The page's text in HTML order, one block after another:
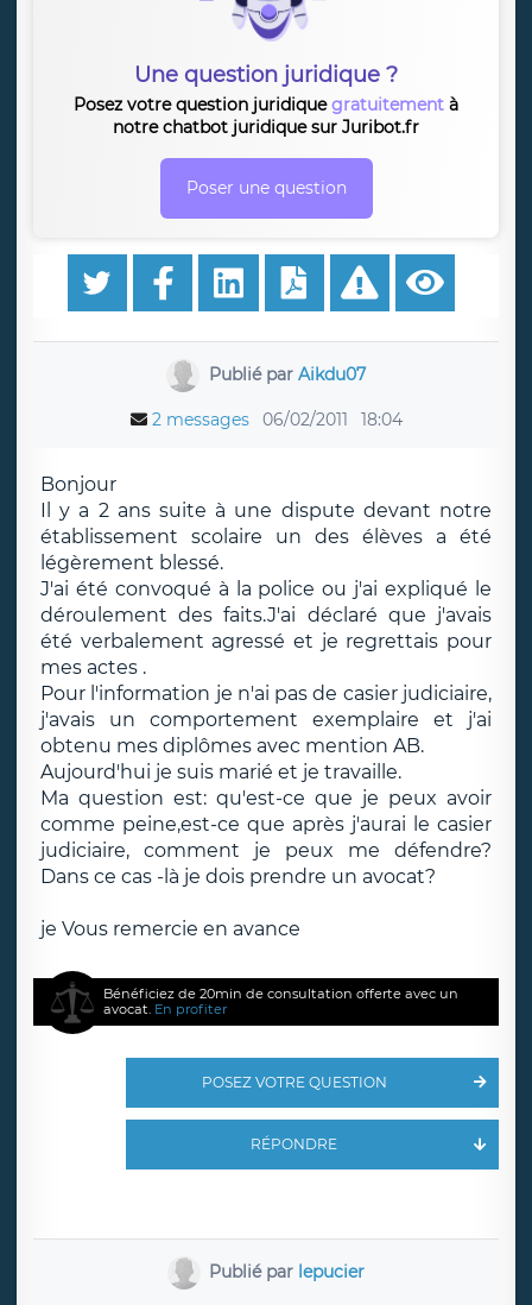
Une question juridique ?
Posez votre question juridiquegratuitement à
notre chatbot juridique sur Juribot.fr
Poser une question
Publié par Aikdu07
2 messages 06/02/2011 18:04
Bonjour
Il y a 2 ans suite à une dispute devant notre
établissement scolaire un des élèves a été
légèrement blessé.
J'ai été convoqué à la police ou j'ai expliqué le
déroulement des faits.J'ai déclaré que j'avais
été verbalement agressé et je regrettais pour
mes actes .
Pour l'information je n'ai pas de casier judiciaire,
j'avais un comportement exemplaire et j'ai
obtenu mes diplômes avec mention AB.
Aujourd'hui je suis marié et je travaille.
Ma question est: qu'est-ce que je peux avoir
comme peine,est-ce que après j'aurai le casier
judiciaire, comment je peux me défendre?
Dans ce cas -là je dois prendre un avocat?
je Vous remercie en avance
Bénéficiez de 20min de consultation offerte avec un
avocat. En profiter
POSEZ VOTRE QUESTION
RÉPONDRE
Publié par lepucier